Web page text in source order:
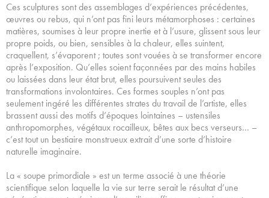
Ces sculptures sont des assemblages d’expériences précédentes,
œuvres ou rebus, qui n’ont pas fini leurs métamorphoses : certaines
matières, soumises à leur propre inertie et à l’usure, glissent sous leur
propre poids, ou bien, sensibles à la chaleur, elles suintent,
craquellent, s’évaporent ; toutes sont vouées à se transformer encore
après l’exposition. Qu’elles soient façonnées par des mains habiles
ou laissées dans leur état brut, elles poursuivent seules des
transformations involontaires. Ces formes souples n’ont pas
seulement ingéré les différentes strates du travail de l’artiste, elles
brassent aussi des motifs d’époques lointaines – ustensiles
anthropomorphes, végétaux rocailleux, bêtes aux becs verseurs… –
c’est tout un bestiaire monstrueux extrait d’une sorte d’histoire
naturelle imaginaire.
La « soupe primordiale » est un terme associé à une théorie
scientifique selon laquelle la vie sur terre serait le résultat d’une